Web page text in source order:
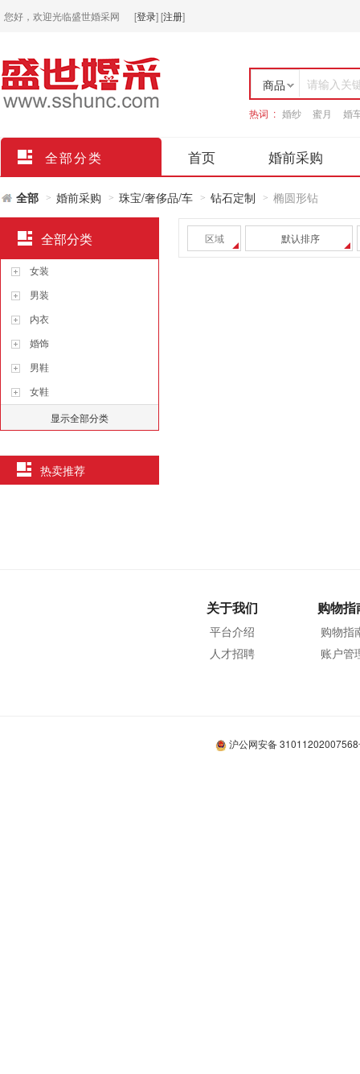
您好，欢迎光临盛世婚采网 [登录][注册]
商品
店铺
请输入关
热词 : 婚纱 蜜月 婚
全部分类 首页 婚前采购
全部 > 婚前采购 > 珠宝/奢侈品/车 > 钻石定制 > 椭圆形钻
区域 默认排序
全部分类
女装
男装
内衣
婚饰
男鞋
女鞋
显示全部分类
热卖推荐
关于我们
平台介绍
人才招聘
购物指
购物指
账户管
沪公网安备 31011202007568